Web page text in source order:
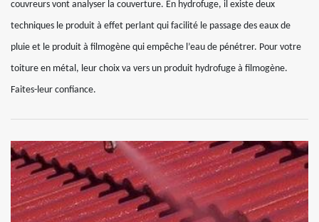
couvreurs vont analyser la couverture. En hydrofuge, il existe deux
techniques le produit à effet perlant qui facilité le passage des eaux de
pluie et le produit à filmogène qui empêche l’eau de pénétrer. Pour votre
toiture en métal, leur choix va vers un produit hydrofuge à filmogène.
Faites-leur confiance.